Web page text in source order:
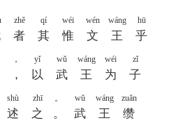
zhě
者
qí
其
wéi
惟
wén
文
wáng
王
hū
乎
，
，
yǐ
以
wǔ
武
wáng
王
wéi
为
zǐ
子
shù
述
zhī
之
。
。
wǔ
武
wáng
王
zuǎn
缵